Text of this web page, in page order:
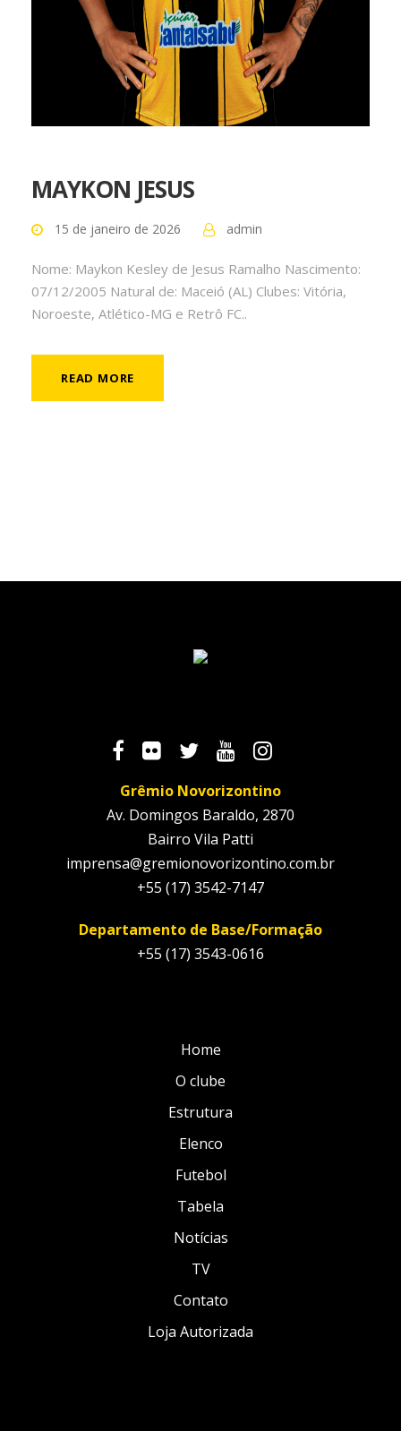
MAYKON JESUS
15 de janeiro de 2026 admin
Nome: Maykon Kesley de Jesus Ramalho Nascimento:
07/12/2005 Natural de: Maceió (AL) Clubes: Vitória,
Noroeste, Atlético-MG e Retrô FC..
READ MORE
Grêmio Novorizontino
Av. Domingos Baraldo, 2870
Bairro Vila Patti
imprensa@gremionovorizontino.com.br
+55 (17) 3542-7147
Departamento de Base/Formação
+55 (17) 3543-0616
Home
O clube
Estrutura
Elenco
Futebol
Tabela
Notícias
TV
Contato
Loja Autorizada